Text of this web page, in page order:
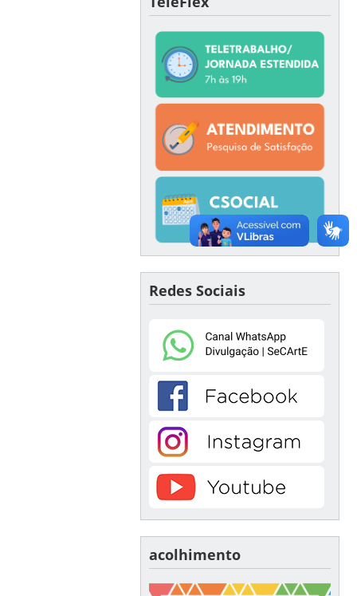
Redes Sociais
acolhimento